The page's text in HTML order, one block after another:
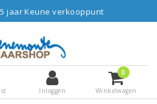
Keune verkooppunt
Inloggen
0
Winkelwagen